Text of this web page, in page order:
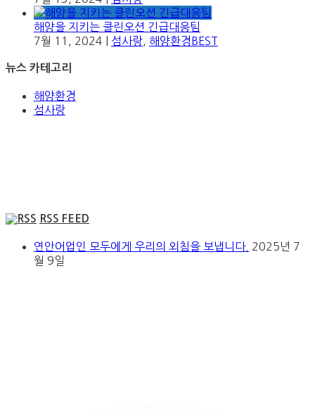
해양을 지키는 클린오션 긴급대응팀
7월 11, 2024
섬사랑 해양환경BEST
뉴스 카테고리
해양환경
섬사랑
RSS FEED
연안어업인 모두에게 우리의 외침을 보냅니다. 2025년 7
월 9일